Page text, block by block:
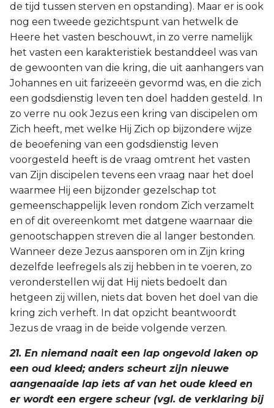
de tijd tussen sterven en opstanding). Maar er is ook
nog een tweede gezichtspunt van hetwelk de
Heere het vasten beschouwt, in zo verre namelijk
het vasten een karakteristiek bestanddeel was van
de gewoonten van die kring, die uit aanhangers van
Johannes en uit farizeeën gevormd was, en die zich
een godsdienstig leven ten doel hadden gesteld. In
zo verre nu ook Jezus een kring van discipelen om
Zich heeft, met welke Hij Zich op bijzondere wijze
de beoefening van een godsdienstig leven
voorgesteld heeft is de vraag omtrent het vasten
van Zijn discipelen tevens een vraag naar het doel
waarmee Hij een bijzonder gezelschap tot
gemeenschappelijk leven rondom Zich verzamelt
en of dit overeenkomt met datgene waarnaar die
genootschappen streven die al langer bestonden.
Wanneer deze Jezus aansporen om in Zijn kring
dezelfde leefregels als zij hebben in te voeren, zo
veronderstellen wij dat Hij niets bedoelt dan
hetgeen zij willen, niets dat boven het doel van die
kring zich verheft. In dat opzicht beantwoordt
Jezus de vraag in de beide volgende verzen.
21. En niemand naait een lap ongevold laken op
een oud kleed; anders scheurt zijn nieuwe
aangenaaide lap iets af van het oude kleed en
er wordt een ergere scheur (vgl. de verklaring bij